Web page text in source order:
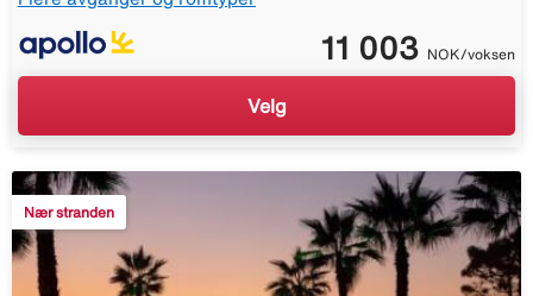
11 003 NOK/voksen
Velg
Nær stranden